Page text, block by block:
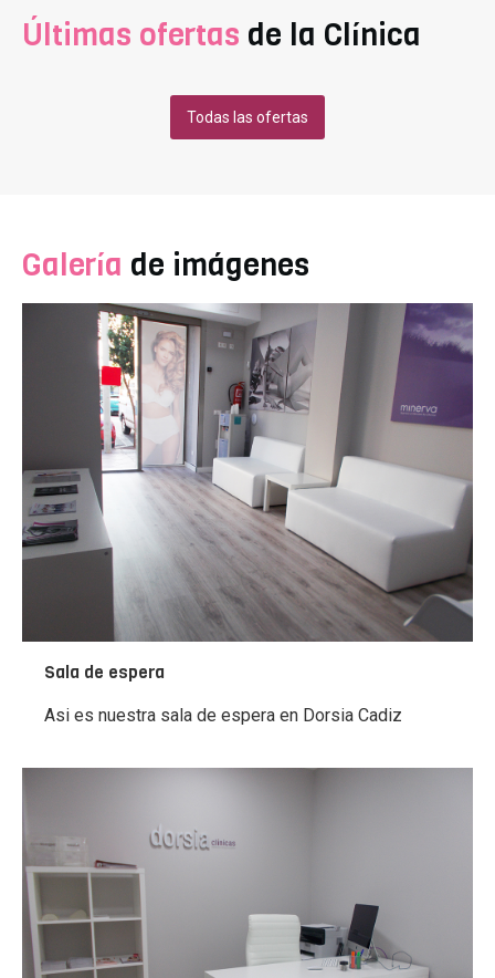
Últimas ofertas de la Clínica
Todas las ofertas
Galería de imágenes
Sala de espera
Asi es nuestra sala de espera en Dorsia Cadiz